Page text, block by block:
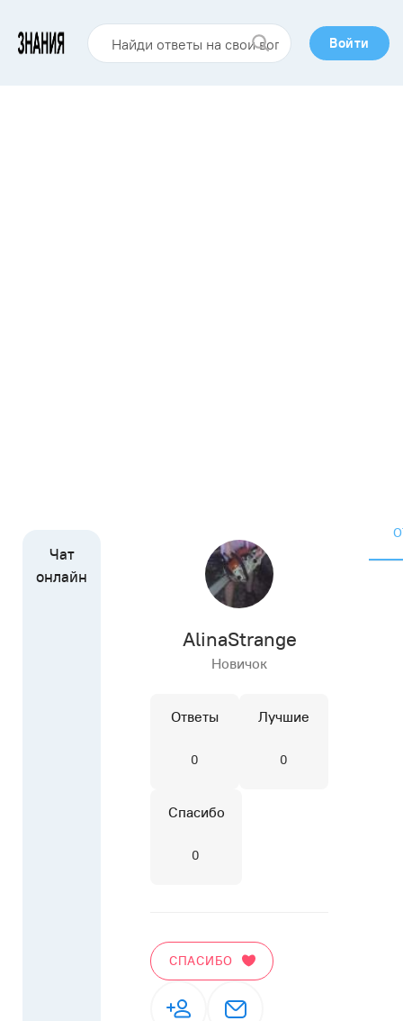
Войти
AlinaStrange
Новичок
Ответы
0
Лучшие
0
Спасибо
0
СПАСИБО